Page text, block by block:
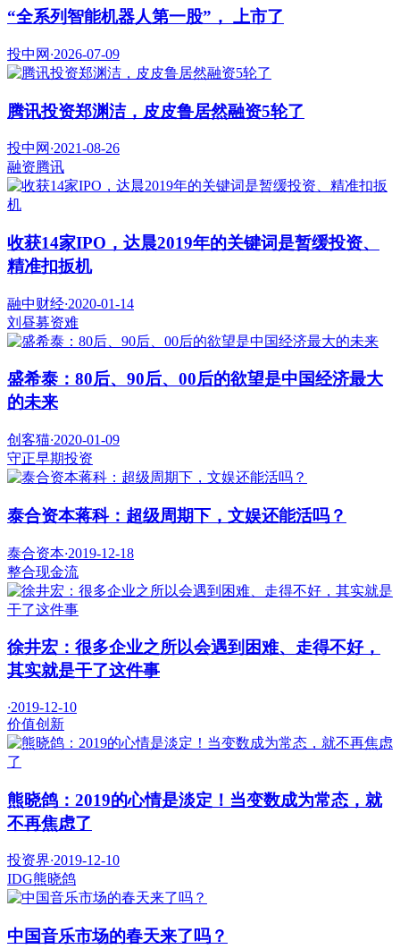
“全系列智能机器人第一股”， 上市了
投中网 ·2026-07-09
腾讯投资郑渊洁，皮皮鲁居然融资5轮了
投中网 ·2021-08-26
融资腾讯
收获14家IPO，达晨2019年的关键词是暂缓投资、
精准扣扳机
融中财经·2020-01-14
刘昼募资难
盛希泰：80后、90后、00后的欲望是中国经济最大
的未来
创客猫·2020-01-09
守正早期投资
泰合资本蒋科：超级周期下，文娱还能活吗？
泰合资本·2019-12-18
整合现金流
徐井宏：很多企业之所以会遇到困难、走得不好，
其实就是干了这件事
·2019-12-10
价值创新
熊晓鸽：2019的心情是淡定！当变数成为常态，就
不再焦虑了
投资界·2019-12-10
IDG熊晓鸽
中国音乐市场的春天来了吗？